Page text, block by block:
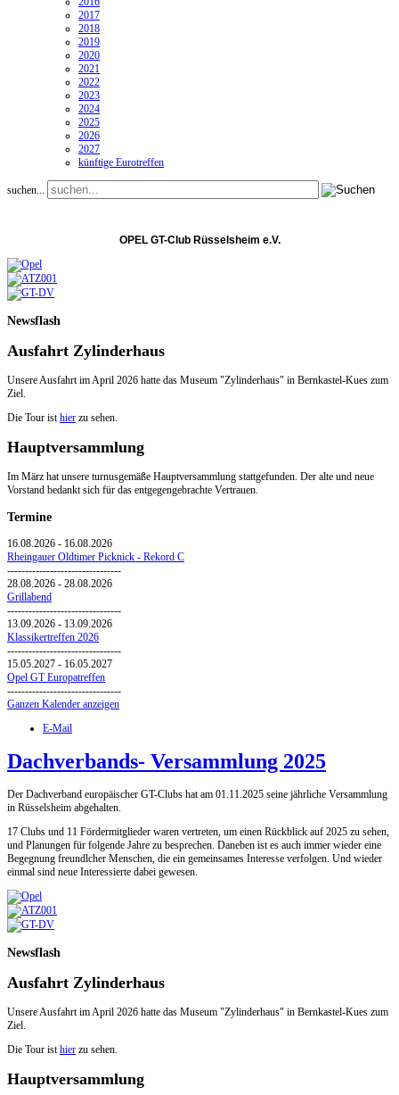
2017
2018
2019
2020
2021
2022
2023
2024
2025
2026
2027
künftige Eurotreffen
suchen...
OPEL GT-Club Rüsselsheim e.V.
Newsflash
Ausfahrt Zylinderhaus
Unsere Ausfahrt im April 2026 hatte das Museum "Zylinderhaus" in Bernkastel-Kues zum
Ziel.
Die Tour isthier zu sehen.
Hauptversammlung
Im März hat unsere turnusgemäße Hauptversammlung stattgefunden. Der alte und neue
Vorstand bedankt sich für das entgegengebrachte Vertrauen.
Termine
16.08.2026 - 16.08.2026
Rheingauer Oldtimer Picknick - Rekord C
--------------------------------
28.08.2026 - 28.08.2026
Grillabend
--------------------------------
13.09.2026 - 13.09.2026
Klassikertreffen 2026
--------------------------------
15.05.2027 - 16.05.2027
Opel GT Europatreffen
--------------------------------
Ganzen Kalender anzeigen
E-Mail
Dachverbands- Versammlung 2025
Der Dachverband europäischer GT-Clubs hat am 01.11.2025 seine jährliche Versammlung
in Rüsselsheim abgehalten.
17 Clubs und 11 Fördermitglieder waren vertreten, um einen Rückblick auf 2025 zu sehen,
und Planungen für folgende Jahre zu besprechen. Daneben ist es auch immer wieder eine
Begegnung freundlcher Menschen, die ein gemeinsames Interesse verfolgen. Und wieder
einmal sind neue Interessierte dabei gewesen.
Newsflash
Ausfahrt Zylinderhaus
Unsere Ausfahrt im April 2026 hatte das Museum "Zylinderhaus" in Bernkastel-Kues zum
Ziel.
Die Tour isthier zu sehen.
Hauptversammlung